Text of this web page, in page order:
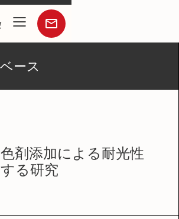
ース
剤添加による耐光性
る研究